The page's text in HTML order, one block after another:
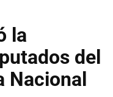
la
del
Nacional